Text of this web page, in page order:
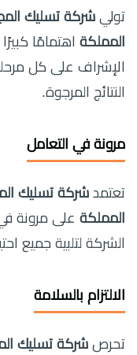
تولي شركة تسليك
المملكة اهتمامًا
الإشراف على كل
النتائج المرجوة.
مرونة في التعامل
تعتمد شركة تسليك
المملكة على مرونة
الشركة لتلبية جميع
الالتزام بالسلامة
تحرص شركة تسليك